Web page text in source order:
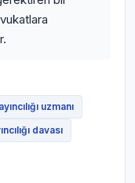
uzmanı
davası